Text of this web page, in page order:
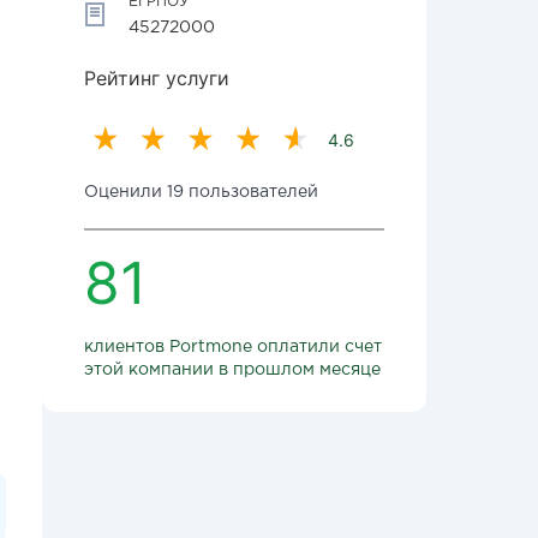
45272000
Рейтинг услуги
4.6
Оценили 19 пользователей
81
клиентов Portmone оплатили счет
этой компании в прошлом месяце